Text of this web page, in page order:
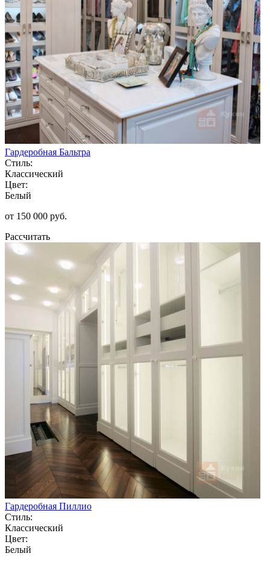
Гардеробная Бальтра
Стиль:
Классический
Цвет:
Белый
от 150 000 руб.
Рассчитать
Гардеробная Пиллио
Стиль:
Классический
Цвет:
Белый